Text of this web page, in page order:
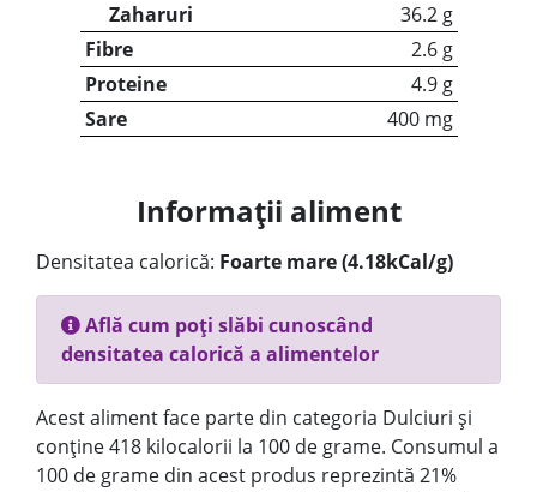
Zaharuri
36.2 g
Fibre
2.6 g
Proteine
4.9 g
Sare
400 mg
Informații aliment
Densitatea calorică: Foarte mare (4.18kCal/g)
Află cum poți slăbi cunoscând
densitatea calorică a alimentelor
Acest aliment face parte din categoria Dulciuri și
conține 418 kilocalorii la 100 de grame. Consumul a
100 de grame din acest produs reprezintă 21%